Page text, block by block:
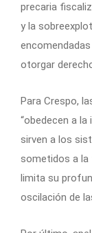
precaria
y la
otorgar
Para Crespo,
“obedecen a
sirven a los
sometidos a la
limita su
oscilación de